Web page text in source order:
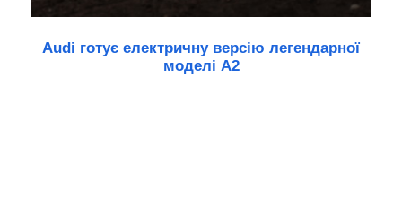
Audi готує електричну версію легендарної
моделі A2